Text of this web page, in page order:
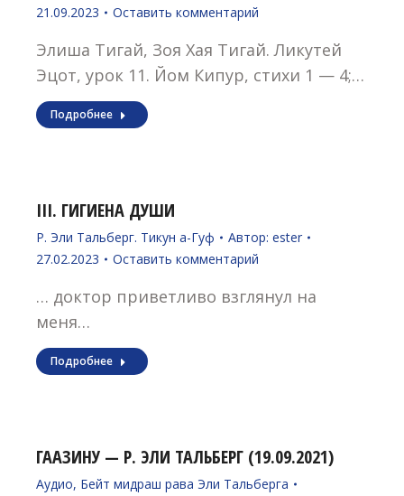
21.09.2023
Оставить комментарий
Элиша Тигай, Зоя Хая Тигай. Ликутей
Эцот, урок 11. Йом Кипур, стихи 1 — 4;…
Подробнее
III. ГИГИЕНА ДУШИ
Р. Эли Тальберг. Тикун а-Гуф Автор: ester
27.02.2023
Оставить комментарий
… доктор приветливо взглянул на
меня…
Подробнее
ГААЗИНУ — Р. ЭЛИ ТАЛЬБЕРГ (19.09.2021)
Аудио, Бейт мидраш рава Эли Тальберга